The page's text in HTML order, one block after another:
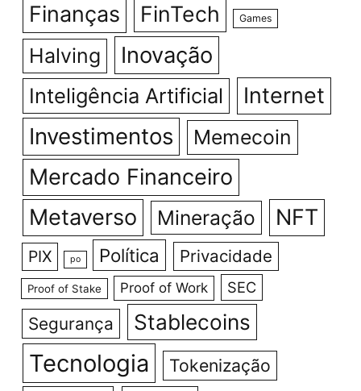
Finanças FinTech Games
Halving Inovação
Inteligência Artificial Internet
Investimentos Memecoin
Mercado Financeiro
Metaverso
Mineração NFT
PIX po Política Privacidade
Proof of Stake Proof of Work SEC
Segurança Stablecoins
Tecnologia Tokenização